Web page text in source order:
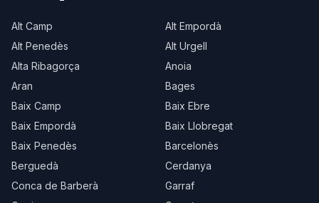
Alt Camp
Alt Empordà
Alt Penedès
Alt Urgell
Alta Ribagorça
Anoia
Aran
Bages
Baix Camp
Baix Ebre
Baix Empordà
Baix Llobregat
Baix Penedès
Barcelonès
Berguedà
Cerdanya
Conca de Barberà
Garraf